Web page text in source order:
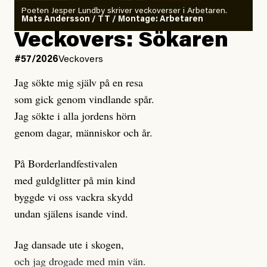
rekryteras och vad hon möter i den autonoma miljön.
Kuhn och Sassarinis-McGowan hävdar att
Dagens ETC arbetar med ”opålitliga källor” för att
klickbete är inte intressant för Dagens ETC.
Journalistiken är låst. En klatschig men korrekt rubrik
gör förhoppningsvis att en nyfiken beställer
prenumeration, men den avslutas sekunder senare om
dessa granskningar på olika källor, alltifrån domar till
en mängd intervjupersoner, inklusive generös
möjlighet att bemöta för såväl personen vars motiv att
engagera sig i Palestinarörelsen ifrågasätts som de
grupper där Säpo-resursen samlade in uppgifter.
Researchen är grundlig.
Poeten Jesper Lundby skriver veckoverser i Arbetaren.
Mats Andersson / TT / Montage: Arbetaren
Veckovers: Sökaren
#57/2026Veckovers
Jag sökte mig själv på en resa
som gick genom vindlande spår.
Jag sökte i alla jordens hörn
genom dagar, människor och år.
På Borderlandfestivalen
med guldglitter på min kind
byggde vi oss vackra skydd
undan själens isande vind.
Jag dansade ute i skogen,
och jag drogade med min vän.